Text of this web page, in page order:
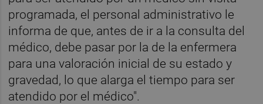
programada, el personal administrativo le
informa de que, antes de ir a la consulta del
médico, debe pasar por la de la enfermera
para una valoración inicial de su estado y
gravedad, lo que alarga el tiempo para ser
atendido por el médico".